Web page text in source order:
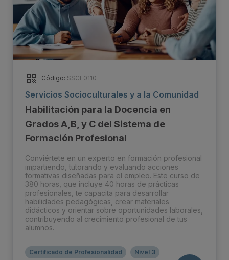
Código: SSCE0110
Servicios Socioculturales y a la Comunidad
Habilitación para la Docencia en
Grados A,B, y C del Sistema de
Formación Profesional
Conviértete en un experto en formación profesional
impartiendo, tutorando y evaluando acciones
formativas diseñadas para el empleo. Este curso de
380 horas, que incluye 40 horas de prácticas
profesionales, te capacita para desarrollar
habilidades pedagógicas, crear materiales
didácticos y orientar sobre oportunidades laborales,
contribuyendo al crecimiento profesional de tus
alumnos.
Certificado de Profesionalidad Nivel 3